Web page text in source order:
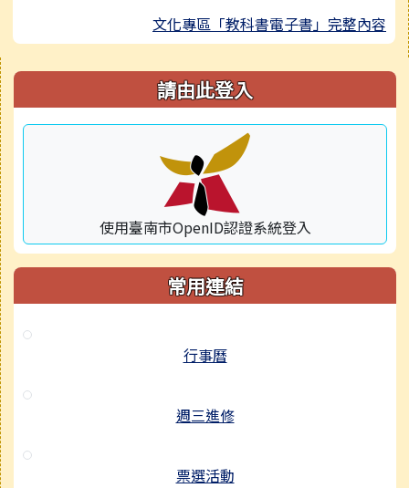
文化專區「教科書電子書」完整內容
右邊區域內容 請由此登入
使用臺南市OpenID認證系統登入
常用連結
行事曆
週三進修
票選活動